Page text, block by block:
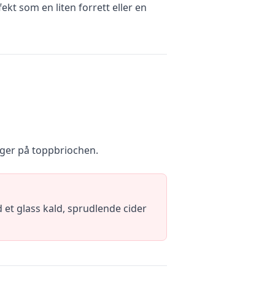
som en liten forrett eller en
på toppbriochen.
glass kald, sprudlende cider